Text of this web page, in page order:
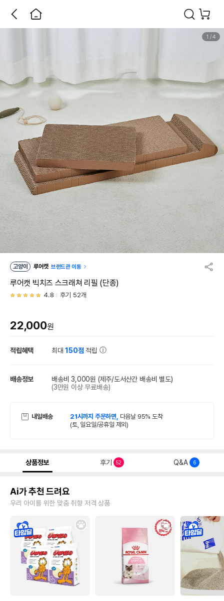
1 /4
고양이 루어캣 브랜드관 이동
루어캣 빅치즈 스크래쳐 리필 (단종)
4.8 후기 52개
22,000원
적립혜택 최대150점 적립
배송정보 배송비 3,000원 (제주/도서산간 배송비 별도)
(3만원 이상 무료배송)
내일배송 21시까지 주문하면, 다음날 95% 도착
(토, 일요일/공휴일 제외)
상품정보 후기 52 Q&A 6
Ai가 추천 드려요
우리 아이를 위한 맞춤 취향 저격 상품